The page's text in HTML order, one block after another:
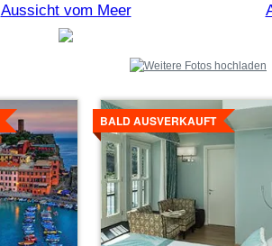
Aussicht vom Meer
BALD AUSVERKAUFT
Details
ansehen